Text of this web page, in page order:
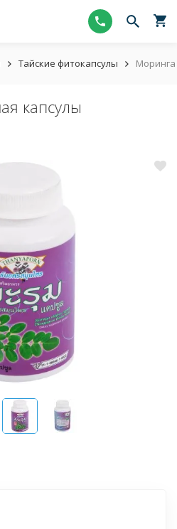
Тайские фитокапсулы
капсулы